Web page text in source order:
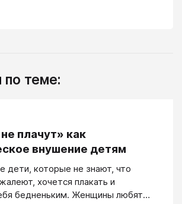
теме:
плачут» как
внушение детям
дети, которые не знают, что
хочется плакать и
бедненьким. Женщины любят